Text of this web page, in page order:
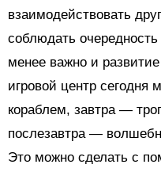
взаимодействовать
соблюдать
менее важно и
игровой центр сегодня
кораблем, завтра —
послезавтра —
Это можно сделать с